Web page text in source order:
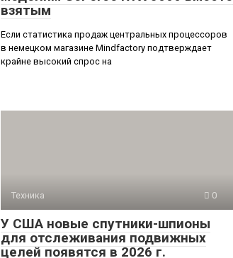
взятым
Если статистика продаж центральных процессоров
в немецком магазине Mindfactory подтверждает
крайне высокий спрос на
Техника 0
У США новые спутники-шпионы
для отслеживания подвижных
целей появятся в 2026 г.